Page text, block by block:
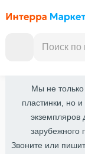
Мы не
пластинки, но
экземпляров
зарубежного
Звоните или